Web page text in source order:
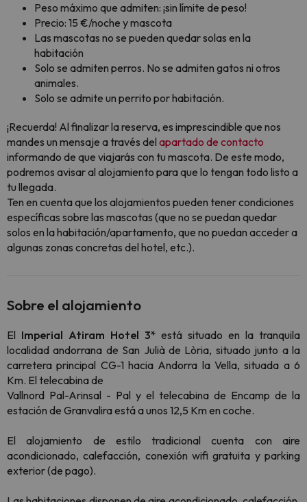
Peso máximo que admiten: ¡sin límite de peso!
Precio: 15 €/noche y mascota
Las mascotas no se pueden quedar solas en la
habitación
Solo se admiten perros. No se admiten gatos ni otros
animales.
Solo se admite un perrito por habitación.
¡Recuerda! Al finalizar la reserva, es imprescindible que nos
mandes un mensaje a través del apartado de contacto
informando de que viajarás con tu mascota. De este modo,
podremos avisar al alojamiento para que lo tengan todo listo a
tu llegada.
Ten en cuenta que los alojamientos pueden tener condiciones
específicas sobre las mascotas (que no se puedan quedar
solos en la habitación/apartamento, que no puedan acceder a
algunas zonas concretas del hotel, etc.).
Sobre el alojamiento
El Imperial Atiram Hotel 3*está situado en la tranquila
localidad andorrana de San Julià de Lòria, situado junto a la
carretera principal CG-1 hacia Andorra la Vella, situada a 6
Km. El telecabina de
Vallnord Pal-Arinsal - Pal y el telecabina de Encamp de la
estación de Granvalira está a unos 12,5 Km en coche.
El alojamiento de estilo tradicional cuenta con aire
acondicionado, calefacción, conexión wifi gratuita y parking
exterior (de pago).